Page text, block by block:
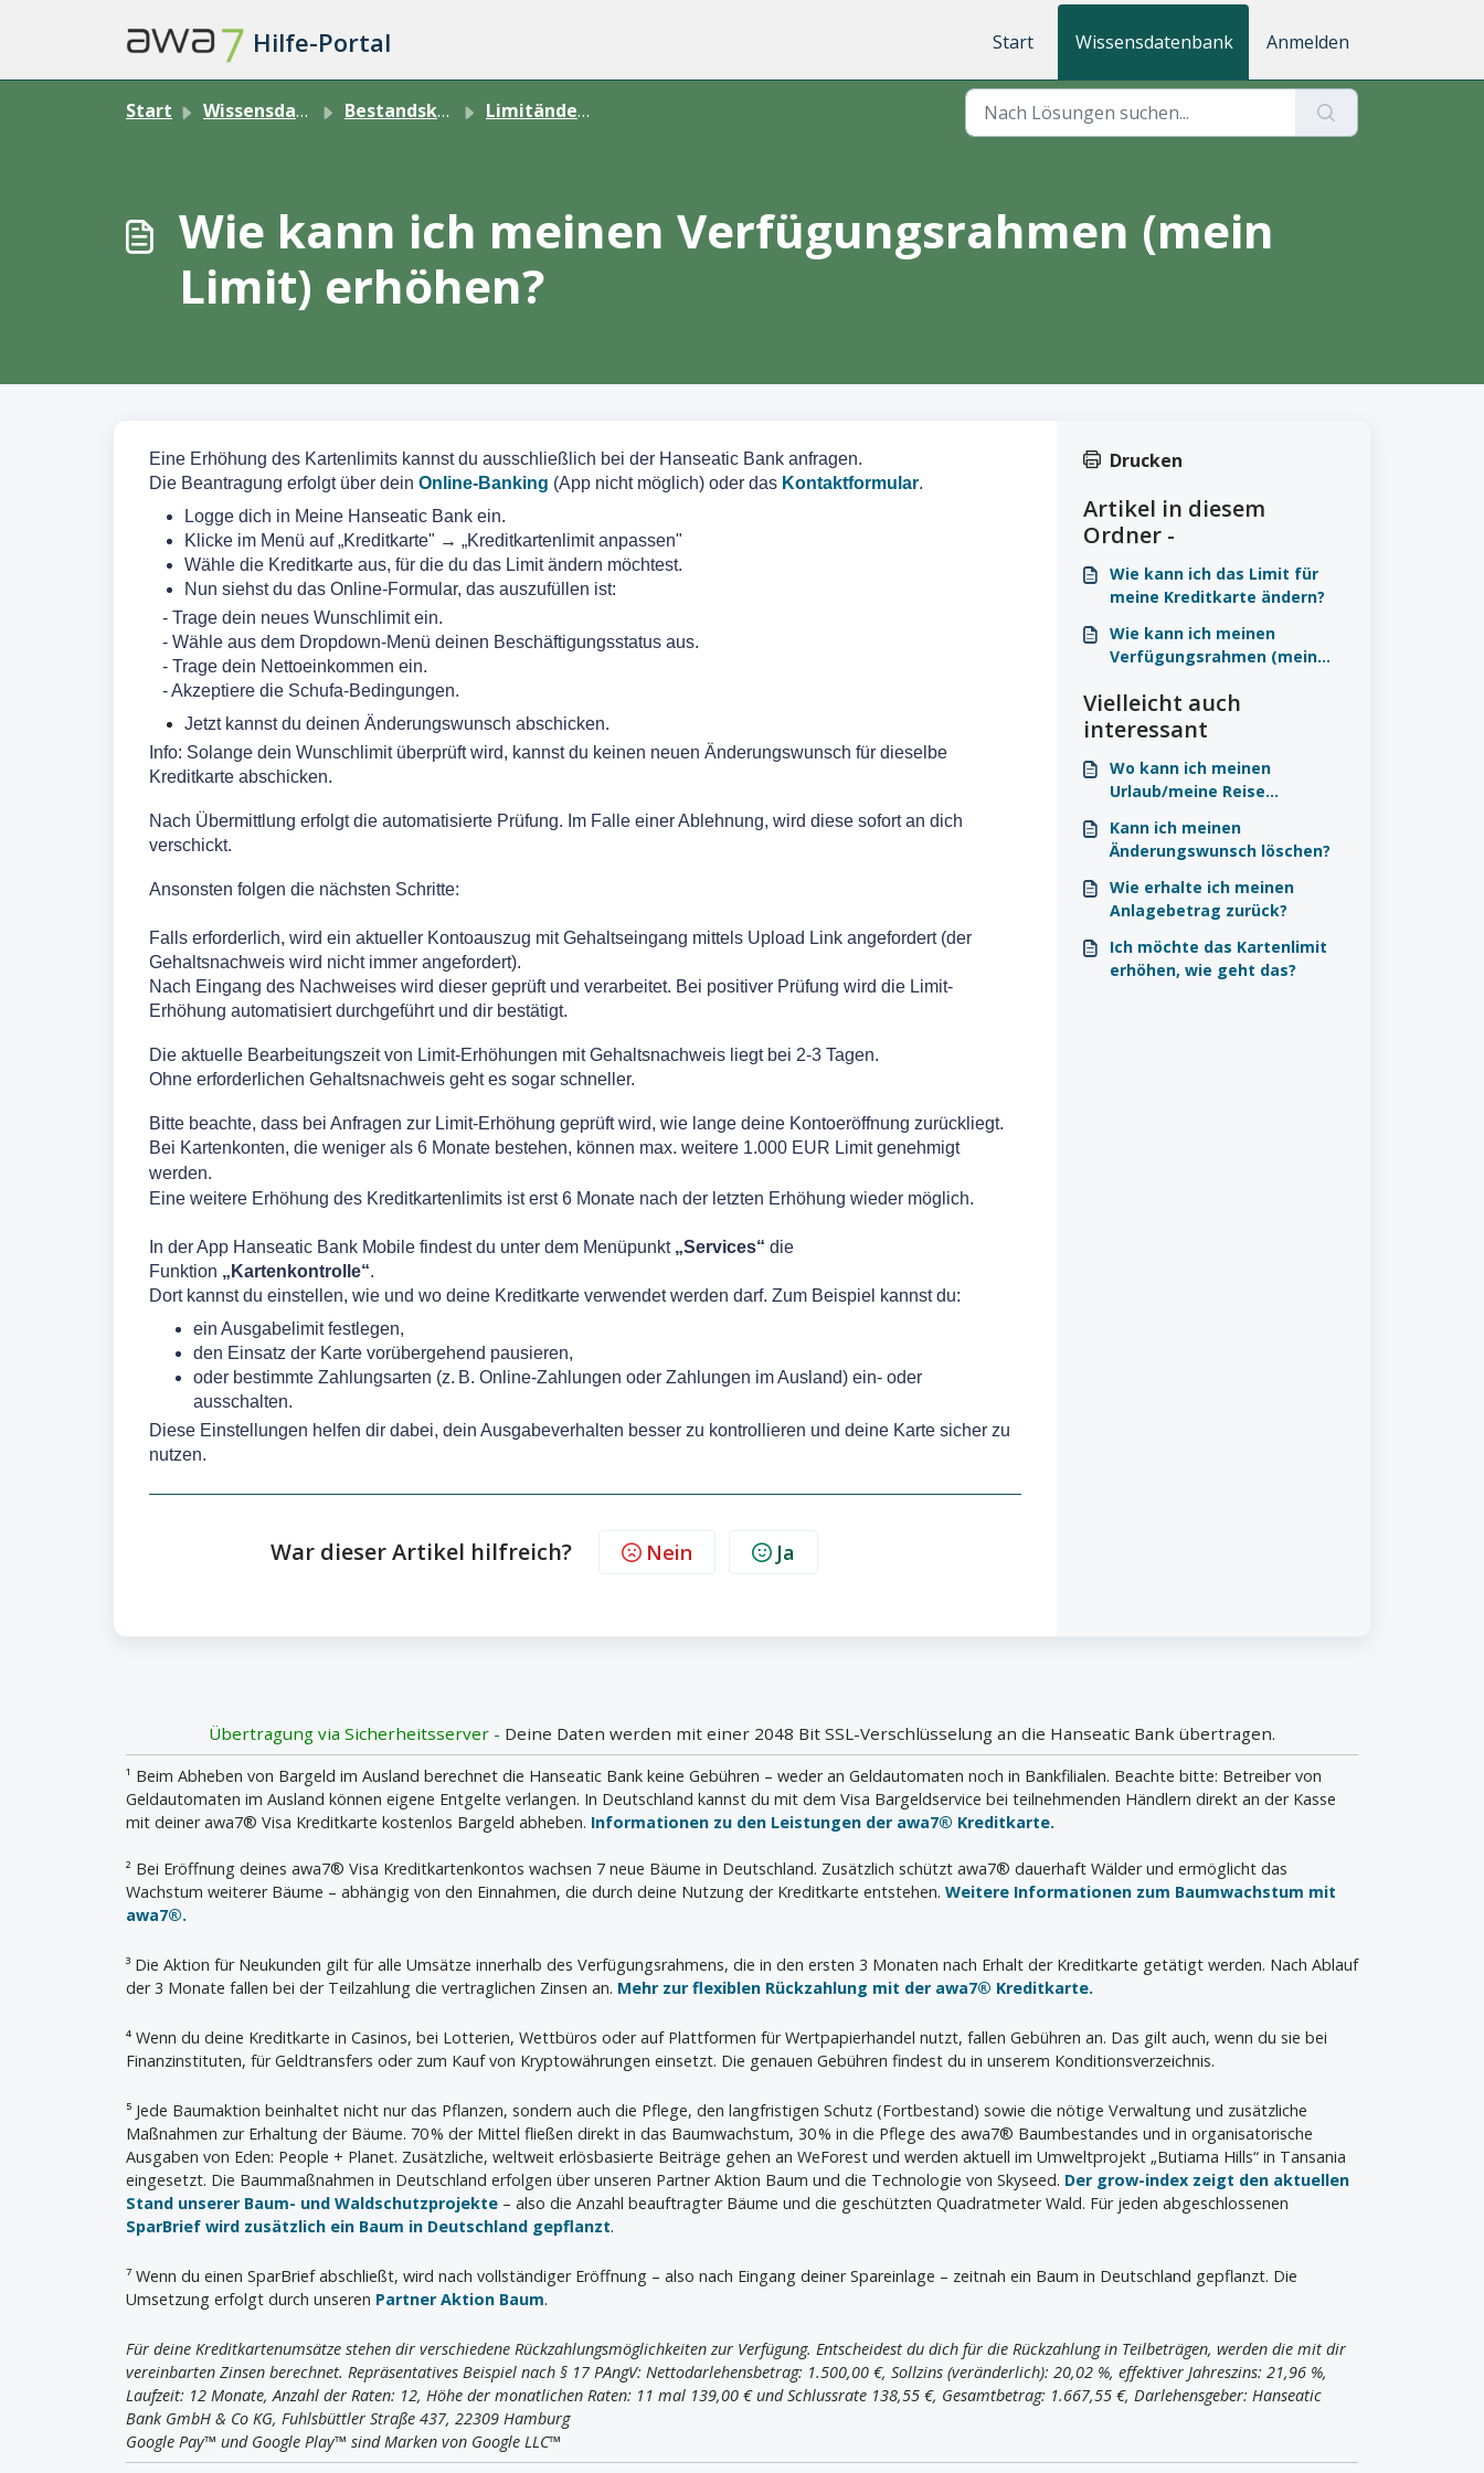
Hilfe-Portal Start Wissensdatenbank Anmelden
Start Wissensdatenbank Bestandskund:in Limitänderung
Wie kann ich meinen Verfügungsrahmen (mein
Limit) erhöhen?
Eine Erhöhung des Kartenlimits kannst du ausschließlich bei der Hanseatic Bank anfragen.
Die Beantragung erfolgt über dein Online-Banking (App nicht möglich) oder das Kontaktformular.
Logge dich in Meine Hanseatic Bank ein.
Klicke im Menü auf „Kreditkarte" → „Kreditkartenlimit anpassen"
Wähle die Kreditkarte aus, für die du das Limit ändern möchtest.
Nun siehst du das Online-Formular, das auszufüllen ist:
- Trage dein neues Wunschlimit ein.
- Wähle aus dem Dropdown-Menü deinen Beschäftigungsstatus aus.
- Trage dein Nettoeinkommen ein.
- Akzeptiere die Schufa-Bedingungen.
Jetzt kannst du deinen Änderungswunsch abschicken.
Info: Solange dein Wunschlimit überprüft wird, kannst du keinen neuen Änderungswunsch für dieselbe
Kreditkarte abschicken.
Nach Übermittlung erfolgt die automatisierte Prüfung. Im Falle einer Ablehnung, wird diese sofort an dich
verschickt.
Ansonsten folgen die nächsten Schritte:
Falls erforderlich, wird ein aktueller Kontoauszug mit Gehaltseingang mittels Upload Link angefordert (der
Gehaltsnachweis wird nicht immer angefordert).
Nach Eingang des Nachweises wird dieser geprüft und verarbeitet. Bei positiver Prüfung wird die Limit-
Erhöhung automatisiert durchgeführt und dir bestätigt.
Die aktuelle Bearbeitungszeit von Limit-Erhöhungen mit Gehaltsnachweis liegt bei 2-3 Tagen.
Ohne erforderlichen Gehaltsnachweis geht es sogar schneller.
Bitte beachte, dass bei Anfragen zur Limit-Erhöhung geprüft wird, wie lange deine Kontoeröffnung zurückliegt.
Bei Kartenkonten, die weniger als 6 Monate bestehen, können max. weitere 1.000 EUR Limit genehmigt
werden.
Eine weitere Erhöhung des Kreditkartenlimits ist erst 6 Monate nach der letzten Erhöhung wieder möglich.
In der App Hanseatic Bank Mobile findest du unter dem Menüpunkt „Services“ die
Funktion „Kartenkontrolle“.
Dort kannst du einstellen, wie und wo deine Kreditkarte verwendet werden darf. Zum Beispiel kannst du:
ein Ausgabelimit festlegen,
den Einsatz der Karte vorübergehend pausieren,
oder bestimmte Zahlungsarten (z. B. Online-Zahlungen oder Zahlungen im Ausland) ein- oder
ausschalten.
Diese Einstellungen helfen dir dabei, dein Ausgabeverhalten besser zu kontrollieren und deine Karte sicher zu
nutzen.
War dieser Artikel hilfreich? Nein Ja
Drucken
Artikel in diesem
Ordner -
Wie kann ich das Limit für
meine Kreditkarte ändern?
Wie kann ich meinen
Verfügungsrahmen (mein
Vielleicht auch
interessant
Wo kann ich meinen
Urlaub/meine Reise
Kann ich meinen
Änderungswunsch löschen?
Wie erhalte ich meinen
Anlagebetrag zurück?
Ich möchte das Kartenlimit
erhöhen, wie geht das?
Übertragung via Sicherheitsserver - Deine Daten werden mit einer 2048 Bit SSL-Verschlüsselung an die Hanseatic Bank übertragen.
¹ Beim Abheben von Bargeld im Ausland berechnet die Hanseatic Bank keine Gebühren – weder an Geldautomaten noch in Bankfilialen. Beachte bitte: Betreiber von
Geldautomaten im Ausland können eigene Entgelte verlangen. In Deutschland kannst du mit dem Visa Bargeldservice bei teilnehmenden Händlern direkt an der Kasse
mit deiner awa7® Visa Kreditkarte kostenlos Bargeld abheben. Informationen zu den Leistungen der awa7® Kreditkarte.
² Bei Eröffnung deines awa7® Visa Kreditkartenkontos wachsen 7 neue Bäume in Deutschland. Zusätzlich schützt awa7® dauerhaft Wälder und ermöglicht das
Wachstum weiterer Bäume – abhängig von den Einnahmen, die durch deine Nutzung der Kreditkarte entstehen. Weitere Informationen zum Baumwachstum mit
awa7®.
³ Die Aktion für Neukunden gilt für alle Umsätze innerhalb des Verfügungsrahmens, die in den ersten 3 Monaten nach Erhalt der Kreditkarte getätigt werden. Nach Ablauf
der 3 Monate fallen bei der Teilzahlung die vertraglichen Zinsen an. Mehr zur flexiblen Rückzahlung mit der awa7® Kreditkarte.
⁴ Wenn du deine Kreditkarte in Casinos, bei Lotterien, Wettbüros oder auf Plattformen für Wertpapierhandel nutzt, fallen Gebühren an. Das gilt auch, wenn du sie bei
Finanzinstituten, für Geldtransfers oder zum Kauf von Kryptowährungen einsetzt. Die genauen Gebühren findest du in unserem Konditionsverzeichnis.
⁵ Jede Baumaktion beinhaltet nicht nur das Pflanzen, sondern auch die Pflege, den langfristigen Schutz (Fortbestand) sowie die nötige Verwaltung und zusätzliche
Maßnahmen zur Erhaltung der Bäume. 70 % der Mittel fließen direkt in das Baumwachstum, 30 % in die Pflege des awa7® Baumbestandes und in organisatorische
Ausgaben von Eden: People + Planet. Zusätzliche, weltweit erlösbasierte Beiträge gehen an WeForest und werden aktuell im Umweltprojekt „Butiama Hills“ in Tansania
eingesetzt. Die Baummaßnahmen in Deutschland erfolgen über unseren Partner Aktion Baum und die Technologie von Skyseed. Der grow-index zeigt den aktuellen
Stand unserer Baum- und Waldschutzprojekte – also die Anzahl beauftragter Bäume und die geschützten Quadratmeter Wald. Für jeden abgeschlossenen
SparBrief wird zusätzlich ein Baum in Deutschland gepflanzt.
⁷ Wenn du einen SparBrief abschließt, wird nach vollständiger Eröffnung – also nach Eingang deiner Spareinlage – zeitnah ein Baum in Deutschland gepflanzt. Die
Umsetzung erfolgt durch unseren Partner Aktion Baum.
Für deine Kreditkartenumsätze stehen dir verschiedene Rückzahlungsmöglichkeiten zur Verfügung. Entscheidest du dich für die Rückzahlung in Teilbeträgen, werden die mit dir
vereinbarten Zinsen berechnet. Repräsentatives Beispiel nach § 17 PAngV: Nettodarlehensbetrag: 1.500,00 €, Sollzins (veränderlich): 20,02 %, effektiver Jahreszins: 21,96 %,
Laufzeit: 12 Monate, Anzahl der Raten: 12, Höhe der monatlichen Raten: 11 mal 139,00 € und Schlussrate 138,55 €, Gesamtbetrag: 1.667,55 €, Darlehensgeber: Hanseatic
Bank GmbH & Co KG, Fuhlsbüttler Straße 437, 22309 Hamburg
Google Pay™ und Google Play™ sind Marken von Google LLC™